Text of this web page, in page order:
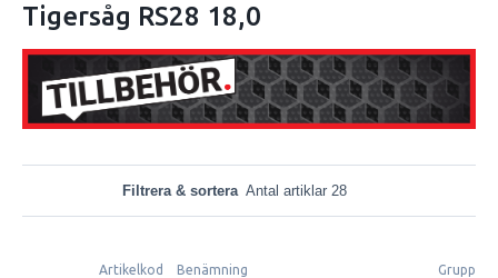
Tigersåg RS28 18,0
Filtrera & sortera Antal artiklar 28
Artikelkod Benämning